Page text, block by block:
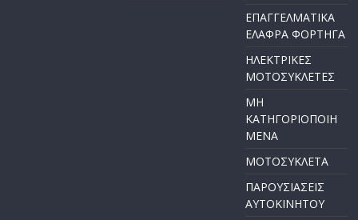
ΕΠΑΓΓΕΛΜΑΤΙΚΑ
ΕΛΑΦΡΑ ΦΟΡΤΗΓΑ
ΗΛΕΚΤΡΙΚΕΣ
ΜΟΤΟΣΥΚΛΕΤΕΣ
ΜΗ
ΚΑΤΗΓΟΡΙΟΠΟΙΗ
ΜΕΝΑ
ΜΟΤΟΣΥΚΛΕΤΑ
ΠΑΡΟΥΣΙΑΣΕΙΣ
ΑΥΤΟΚΙΝΗΤΟΥ